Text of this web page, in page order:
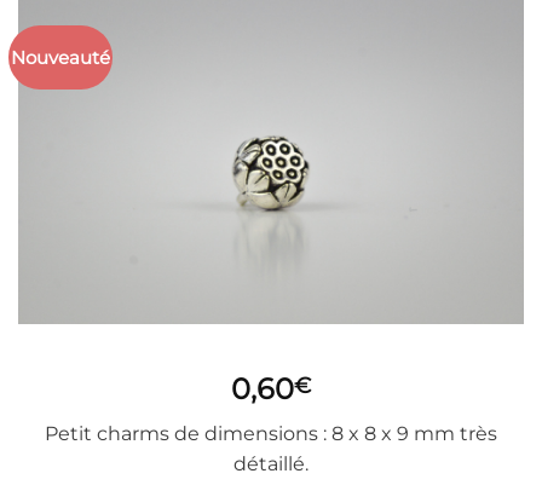
Nouveauté
0,60€
Petit charms de dimensions : 8 x 8 x 9 mm très
détaillé.